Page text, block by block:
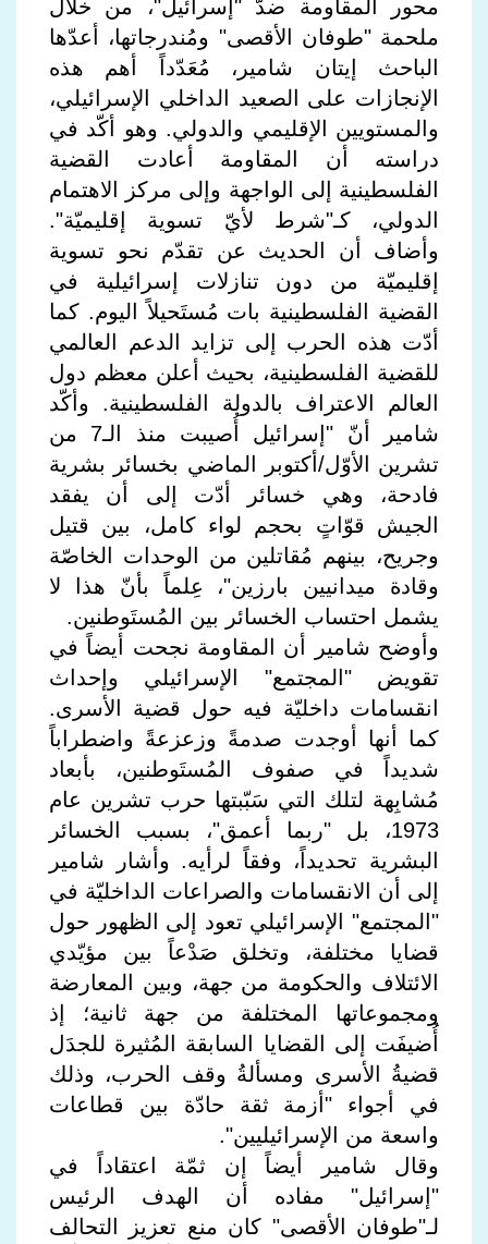
محور المقاومة ضدّ "إسرائيل"، من خلال
ملحمة "طوفان الأقصى" ومُندرجاتها، أعدّها
الباحث إيتان شامير، مُعَدّداً أهم هذه
الإنجازات على الصعيد الداخلي الإسرائيلي،
والمستويين الإقليمي والدولي. وهو أكّد في
دراسته أن المقاومة أعادت القضية
الفلسطينية إلى الواجهة وإلى مركز الاهتمام
الدولي، كـ"شرط لأيّ تسوية إقليميّة".
وأضاف أن الحديث عن تقدّم نحو تسوية
إقليميّة من دون تنازلات إسرائيلية في
القضية الفلسطينية بات مُستَحيلاً اليوم. كما
أدّت هذه الحرب إلى تزايد الدعم العالمي
للقضية الفلسطينية، بحيث أعلن معظم دول
العالم الاعتراف بالدولة الفلسطينية. وأكّد
شامير أنّ "إسرائيل أُصيبت منذ الـ7 من
تشرين الأوّل/أكتوبر الماضي بخسائر بشرية
فادحة، وهي خسائر أدّت إلى أن يفقد
الجيش قوّاتٍ بحجم لواء كامل، بين قتيل
وجريح، بينهم مُقاتلين من الوحدات الخاصّة
وقادة ميدانيين بارزين"، عِلماً بأنّ هذا لا
يشمل احتساب الخسائر بين المُستَوطنين.
وأوضح شامير أن المقاومة نجحت أيضاً في
تقويض "المجتمع" الإسرائيلي وإحداث
انقسامات داخليّة فيه حول قضية الأسرى.
كما أنها أوجدت صدمةً وزعزعةً واضطراباً
شديداً في صفوف المُستَوطنين، بأبعاد
مُشابِهة لتلك التي سَبّبتها حرب تشرين عام
1973، بل "ربما أعمق"، بسبب الخسائر
البشرية تحديداً، وفقاً لرأيه. وأشار شامير
إلى أن الانقسامات والصراعات الداخليّة في
"المجتمع" الإسرائيلي تعود إلى الظهور حول
قضايا مختلفة، وتخلق صَدْعاً بين مؤيّدي
الائتلاف والحكومة من جهة، وبين المعارضة
ومجموعاتها المختلفة من جهة ثانية؛ إذ
أُضيفَت إلى القضايا السابقة المُثيرة للجدَل
قضيةُ الأسرى ومسألةُ وقف الحرب، وذلك
في أجواء "أزمة ثقة حادّة بين قطاعات
واسعة من الإسرائيليين".
وقال شامير أيضاً إن ثمّة اعتقاداً في
"إسرائيل" مفاده أن الهدف الرئيس
لـ"طوفان الأقصى" كان منع تعزيز التحالف